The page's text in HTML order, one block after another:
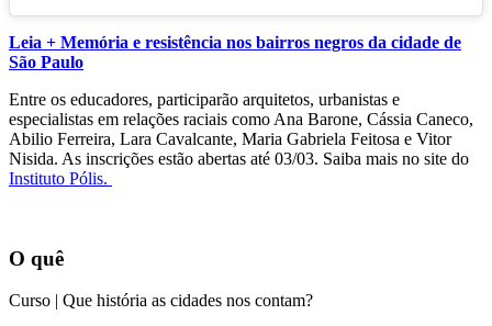
Leia + Memória e resistência nos bairros negros da cidade de
São Paulo
Entre os educadores, participarão arquitetos, urbanistas e
especialistas em relações raciais como Ana Barone, Cássia Caneco,
Abilio Ferreira, Lara Cavalcante, Maria Gabriela Feitosa e Vitor
Nisida. As inscrições estão abertas até 03/03. Saiba mais no site do
Instituto Pólis.
O quê
Curso | Que história as cidades nos contam?